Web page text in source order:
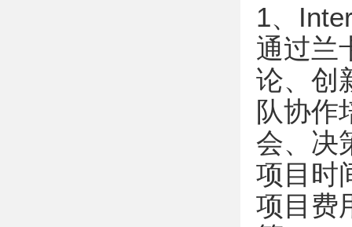
1、
通过兰
论、创
队协作
会、决
项目时
项目费